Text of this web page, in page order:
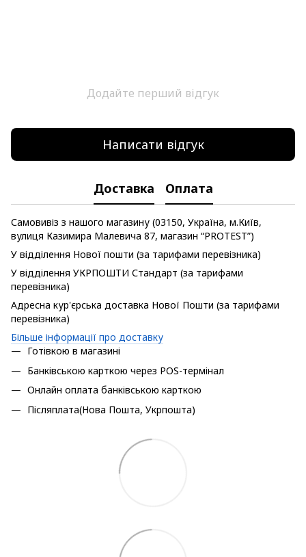
Додайте перший відгук
Написати відгук
Доставка Оплата
Самовивіз з нашого магазину (03150, Україна, м.Київ,
вулиця Казимира Малевича 87, магазин “PROTEST”)
У відділення Нової пошти (за тарифами перевізника)
У відділення УКРПОШТИ Стандарт (за тарифами
перевізника)
Адресна кур'єрська доставка Нової Пошти (за тарифами
перевізника)
Більше інформації про доставку
Готівкою в магазині
Банківською карткою через POS-термінал
Онлайн оплата банківською карткою
Післяплата(Нова Пошта, Укрпошта)